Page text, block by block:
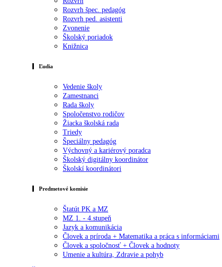
Rozvrh špec. pedagóg
Rozvrh ped. asistenti
Zvonenie
Školský poriadok
Knižnica
Ľudia
Vedenie školy
Zamestnanci
Rada školy
Spoločenstvo rodičov
Žiacka školská rada
Triedy
Špeciálny pedagóg
Výchovný a kariérový poradca
Školský digitálny koordinátor
Školskí koordinátori
Predmetové komisie
Štatút PK a MZ
MZ 1. - 4.stupeň
Jazyk a komunikácia
Človek a príroda + Matematika a práca s informáciami
Človek a spoločnosť + Človek a hodnoty
Umenie a kultúra, Zdravie a pohyb